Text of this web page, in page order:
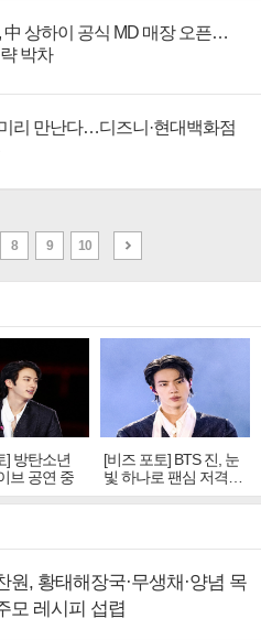
中 상하이 공식 MD 매장 오픈…
박차
리 만난다…디즈니·현대백화점
8 9 10
] 방탄소년
브 공연 중
적 아우라
[비즈 포토] BTS 진, 눈
빛 하나로 팬심 저격…
독보적 카리스마
원, 황태해장국·무생채·양념 목
모 레시피 섭렵